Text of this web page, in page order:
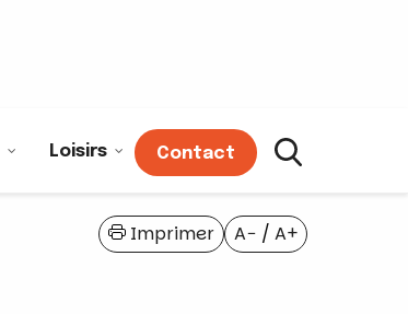
Loisirs Contact
A− / A+
Imprimer